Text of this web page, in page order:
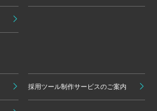
採用ツール制作サービスのご案内